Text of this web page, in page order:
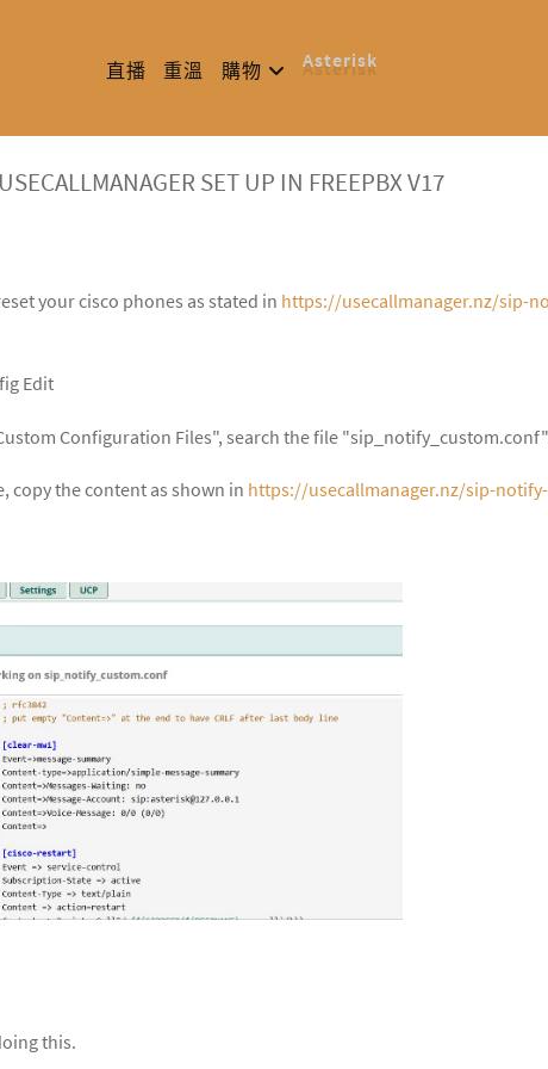
直播 重溫 購物 Asterisk
SET UP IN FREEPBX V17
your cisco phones as stated in https://usecallmanager.nz/sip-
Edit
Configuration Files", search the file
copy the content as shown in https://usecallmanager.nz/sip-
this.